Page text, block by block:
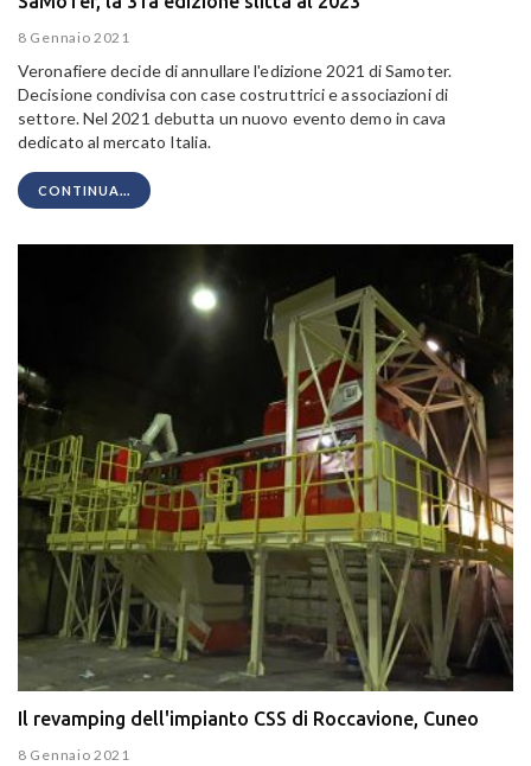
8 Gennaio 2021
Veronafiere decide di annullare l'edizione 2021 di Samoter.
Decisione condivisa con case costruttrici e associazioni di
settore. Nel 2021 debutta un nuovo evento demo in cava
dedicato al mercato Italia.
CONTINUA...
Il revamping dell'impianto CSS di Roccavione, Cuneo
8 Gennaio 2021